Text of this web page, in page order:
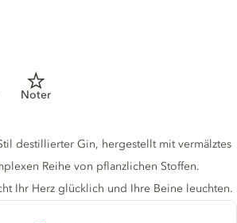
Noter
destillierter Gin, hergestellt mit vermälztes
Reihe von pflanzlichen Stoffen.
Ihr Herz glücklich und Ihre Beine leuchten.